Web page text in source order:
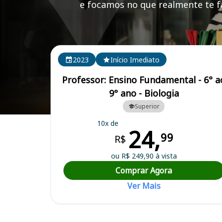
e focamos no que realmente te
Curso Preparatório para o Concurso Nazária/PI - Prefeitura Municipal
Cursos em destaque para passar no concurso
2023
Início Imediato
Professor: Ensino Fundamental - 6°
9° ano - Biologia
Superior
10x de
R$ 24,99
ou R$ 249,90 à vista
Comprar Agora
Ver Mais